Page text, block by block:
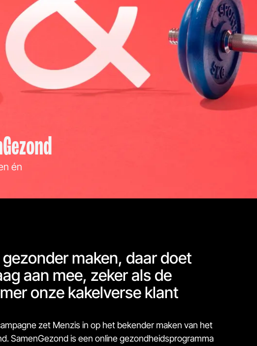
én
maken, daar doet
aan mee, zeker als de
onze kakelverse klant
zet Menzis in op het bekender maken van het
SamenGezond is een online gezondheidsprogramma